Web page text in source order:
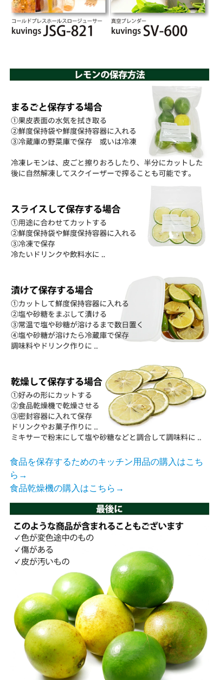
食品を保存するためのキッチン用品の購入はこち
ら→
食品乾燥機の購入はこちら→